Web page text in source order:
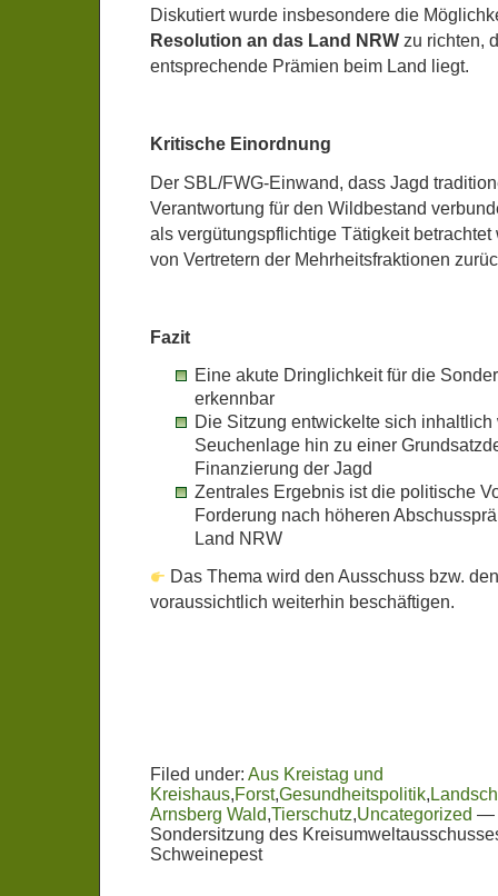
Diskutiert wurde insbesondere die
Resolution an das Land NRW zu richten,
entsprechende Prämien beim Land liegt.
Kritische Einordnung
Der SBL/FWG-Einwand, dass Jagd
Verantwortung für den Wildbestand
als vergütungspflichtige Tätigkeit
von Vertretern der Mehrheitsfraktionen
Fazit
Eine akute Dringlichkeit für die
erkennbar
Die Sitzung entwickelte sich inhaltlich
Seuchenlage hin zu einer
Finanzierung der Jagd
Zentrales Ergebnis ist die politische
Forderung nach höheren
Land NRW
Das Thema wird den Ausschuss bzw.
voraussichtlich weiterhin beschäftigen.
Filed under: Aus Kreistag und
Kreishaus,Forst,Gesundheitspolitik,
Arnsberg Wald,Tierschutz,Uncategorized —
Sondersitzung des
Schweinepest